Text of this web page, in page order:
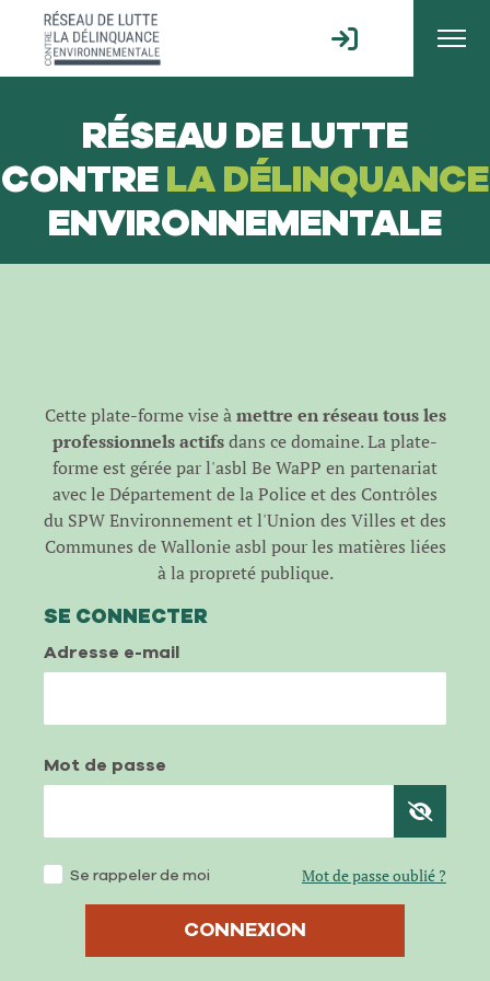
RÉSEAU DE LUTTE
CONTRELA DÉLINQUANCE
ENVIRONNEMENTALE
Cette plate-forme vise àmettre en réseau tous les
professionnels actifsdans ce domaine. La plate-
forme est gérée par l'asbl Be WaPP en partenariat
avec le Département de la Police et des Contrôles
du SPW Environnement et l'Union des Villes et des
Communes de Wallonie asbl pour les matières liées
à la propreté publique.
SE CONNECTER
Adresse e-mail
Mot de passe
Se rappeler de moi Mot de passe oublié ?
CONNEXION